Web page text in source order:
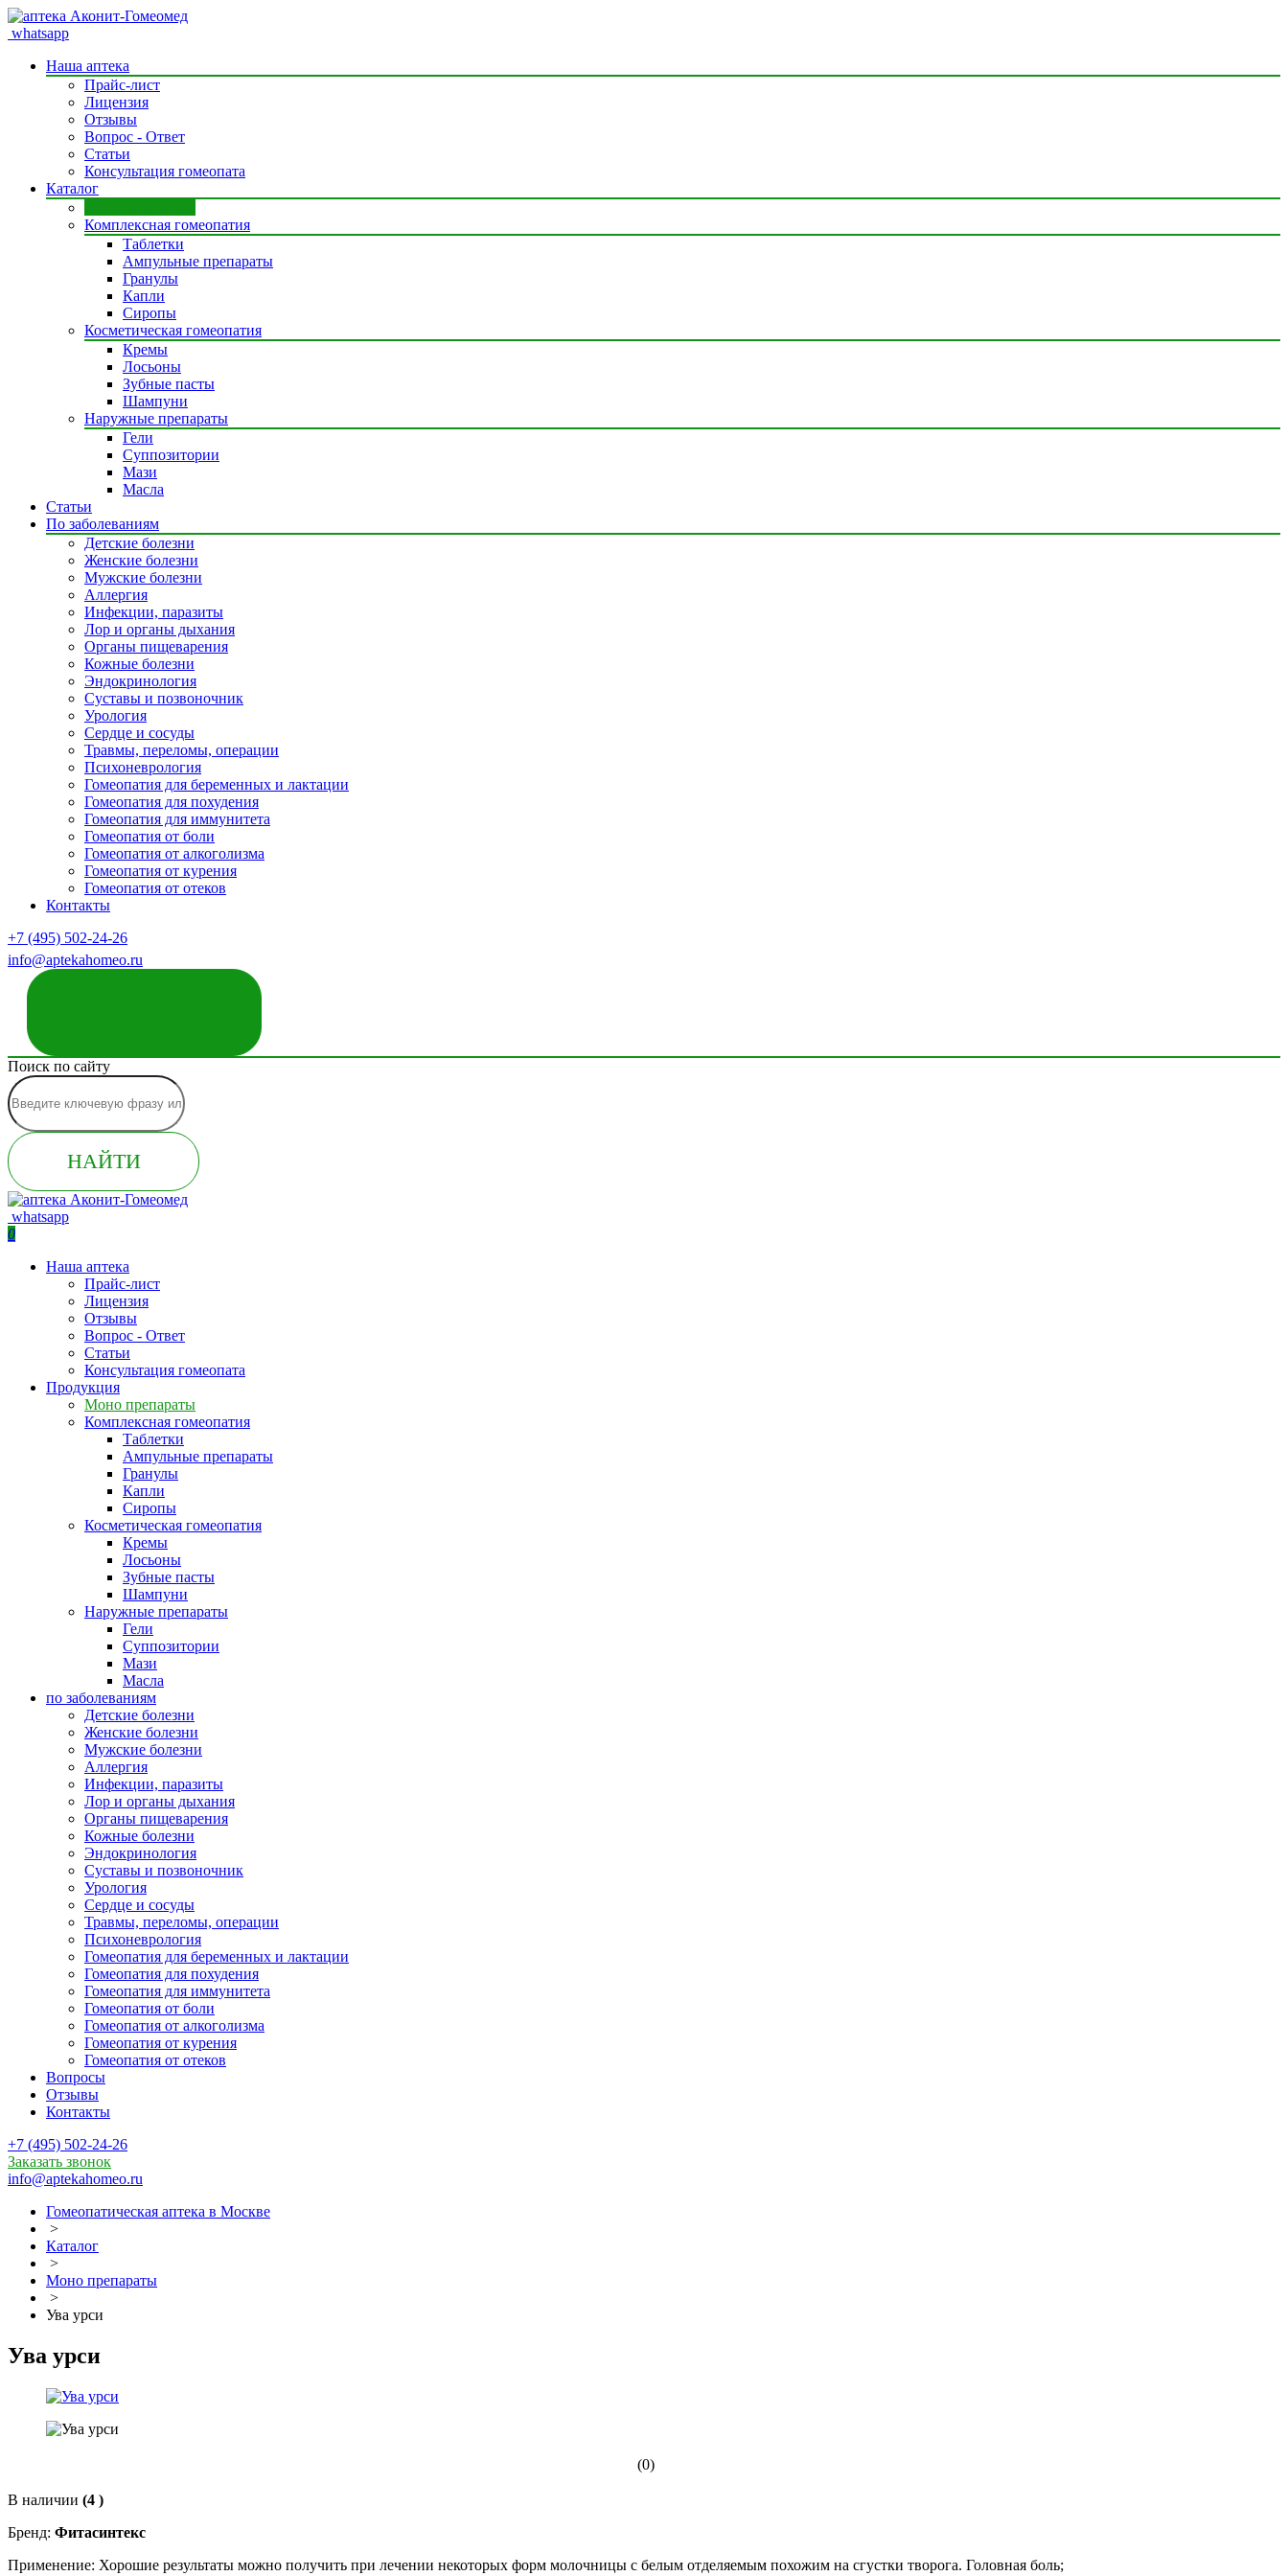
whatsapp
Наша аптека
Прайс-лист
Лицензия
Отзывы
Вопрос - Ответ
Статьи
Консультация гомеопата
Каталог
Комплексная гомеопатия
Таблетки
Ампульные препараты
Гранулы
Капли
Сиропы
Косметическая гомеопатия
Кремы
Лосьоны
Зубные пасты
Шампуни
Наружные препараты
Гели
Суппозитории
Мази
Масла
Статьи
По заболеваниям
Детские болезни
Женские болезни
Мужские болезни
Аллергия
Инфекции, паразиты
Лор и органы дыхания
Органы пищеварения
Кожные болезни
Эндокринология
Суставы и позвоночник
Урология
Сердце и сосуды
Травмы, переломы, операции
Психоневрология
Гомеопатия для беременных и лактации
Гомеопатия для похудения
Гомеопатия для иммунитета
Гомеопатия от боли
Гомеопатия от алкоголизма
Гомеопатия от курения
Гомеопатия от отеков
Контакты
+7 (495) 502-24-26
info@aptekahomeo.ru
Поиск по сайту
НАЙТИ
whatsapp
0
Наша аптека
Прайс-лист
Лицензия
Отзывы
Вопрос - Ответ
Статьи
Консультация гомеопата
Продукция
Моно препараты
Комплексная гомеопатия
Таблетки
Ампульные препараты
Гранулы
Капли
Сиропы
Косметическая гомеопатия
Кремы
Лосьоны
Зубные пасты
Шампуни
Наружные препараты
Гели
Суппозитории
Мази
Масла
по заболеваниям
Детские болезни
Женские болезни
Мужские болезни
Аллергия
Инфекции, паразиты
Лор и органы дыхания
Органы пищеварения
Кожные болезни
Эндокринология
Суставы и позвоночник
Урология
Сердце и сосуды
Травмы, переломы, операции
Психоневрология
Гомеопатия для беременных и лактации
Гомеопатия для похудения
Гомеопатия для иммунитета
Гомеопатия от боли
Гомеопатия от алкоголизма
Гомеопатия от курения
Гомеопатия от отеков
Вопросы
Отзывы
Контакты
+7 (495) 502-24-26
Заказать звонок
info@aptekahomeo.ru
Гомеопатическая аптека в Москве
>
Каталог
>
Моно препараты
>
Ува урси
Ува урси
(0)
В наличии (4 )
Бренд: Фитасинтекс
Применение: Хорошие результаты можно получить при лечении некоторых форм молочницы с белым отделяемым похожим на сгустки творога. Головная боль;